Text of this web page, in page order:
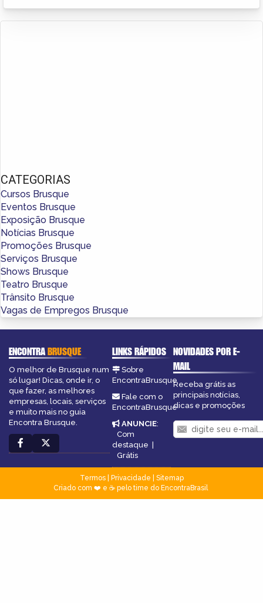
CATEGORIAS
Cursos Brusque
Eventos Brusque
Exposição Brusque
Notícias Brusque
Promoções Brusque
Serviços Brusque
Shows Brusque
Teatro Brusque
Trânsito Brusque
Vagas de Empregos Brusque
ENCONTRABRUSQUE
O melhor de Brusque num
só lugar! Dicas, onde ir, o
que fazer, as melhores
empresas, locais, serviços
e muito mais no guia
Encontra Brusque.
LINKS RÁPIDOS
Sobre
EncontraBrusque
Fale com o
EncontraBrusque
ANUNCIE:
Com
destaque
Grátis
NOVIDADES POR E-
MAIL
Receba grátis as
principais notícias,
dicas e promoções
Termos| Privacidade
Sitemap
Criado com ❤️ e ☕ pelo time do EncontraBrasil